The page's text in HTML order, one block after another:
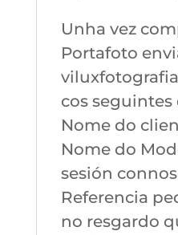
Unha vez
Portafoto
cos seguintes
Nome do
Nome do
sesión
Referencia
no resgardo